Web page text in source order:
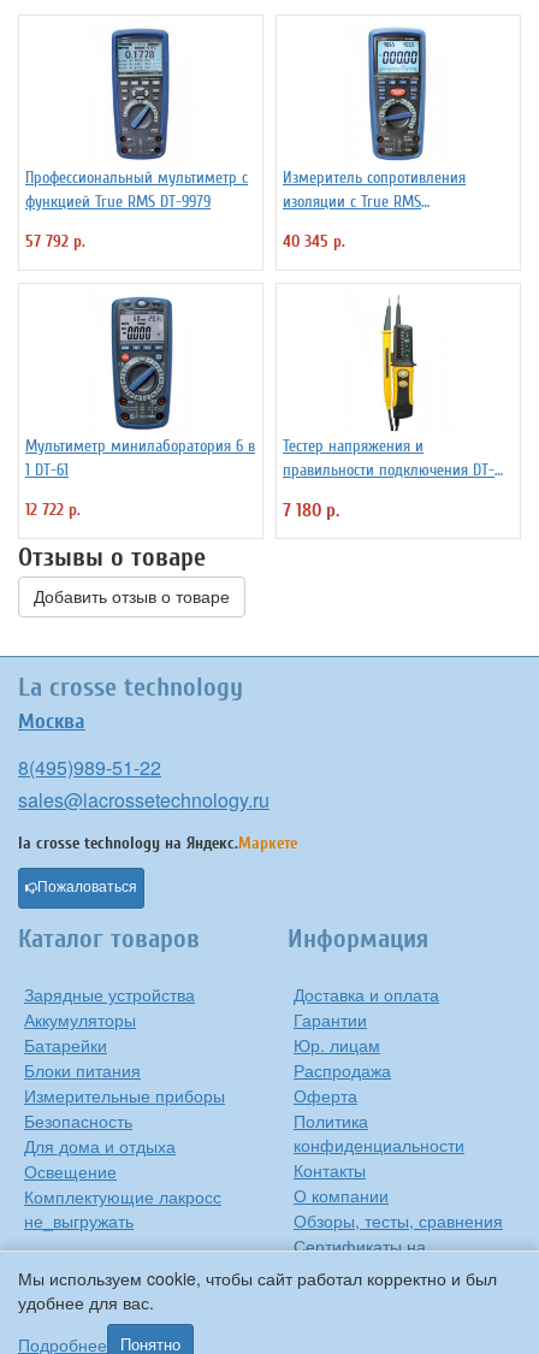
Мы используем cookie, чтобы сайт работал корректно и был
удобнее для вас.
Подробнее
Понятно
Профессиональный мультиметр с
функцией True RMS DT-9979
57 792 р.
Измеритель сопротивления
изоляции с True RMS
40 345 р.
Мультиметр минилаборатория 6 в
1 DT-61
12 722 р.
Тестер напряжения и
правильности подключения DT-
7 180 р.
Отзывы о товаре
Добавить отзыв о товаре
La crosse technology
Москва
8(495)989-51-22
sales@lacrossetechnology.ru
la crosse technology на Яндекс.Маркете
Пожаловаться
Каталог товаров
Зарядные устройства
Аккумуляторы
Батарейки
Блоки питания
Измерительные приборы
Безопасность
Для дома и отдыха
Освещение
Комплектующие лакросс
не_выгружать
Информация
Доставка и оплата
Гарантии
Юр. лицам
Распродажа
Оферта
Политика
конфиденциальности
Контакты
О компании
Обзоры, тесты, сравнения
Сертификаты на
продукцию
Инструкции на русском